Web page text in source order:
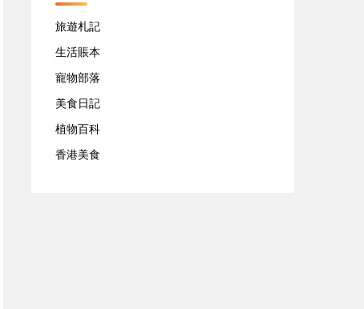
旅遊札記
生活賬本
寵物部落
美食日記
植物百科
香港美食